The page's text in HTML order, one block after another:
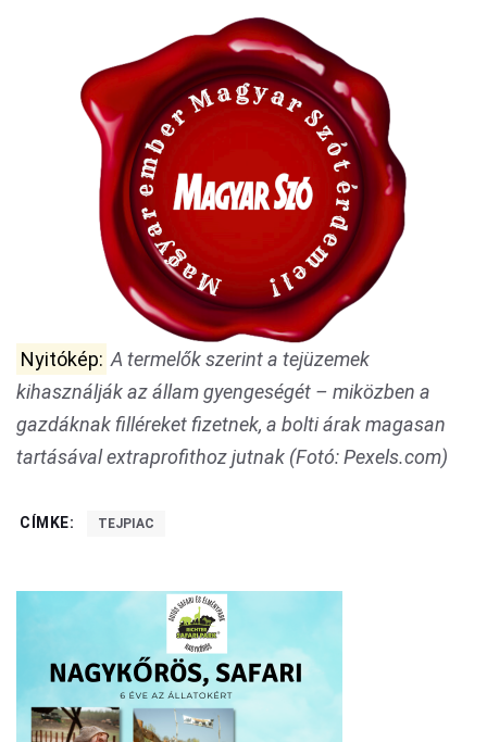
Nyitókép: A termelők szerint a tejüzemek
kihasználják az állam gyengeségét – miközben a
gazdáknak filléreket fizetnek, a bolti árak magasan
tartásával extraprofithoz jutnak (Fotó: Pexels.com)
CÍMKE: TEJPIAC